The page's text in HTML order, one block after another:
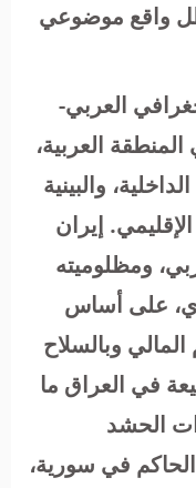
واقع موضوعي
العربي-
العربية،
والبينية
إيران
ومظلوميته
على أساس
المالي وبالسلاح
في العراق ما
الحشد
في سورية،